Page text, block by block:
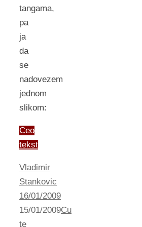
tangama,
pa
ja
da
se
nadovezem
jednom
slikom:
Ceo
tekst
Vladimir
Stankovic
16/01/2009
15/01/2009Cu
te